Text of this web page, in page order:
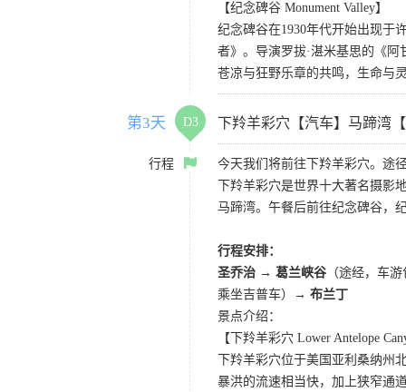
【纪念碑谷 Monument Valley】
纪念碑谷在1930年代开始出现于
者》。导演罗拔·湛米基思的《
苍凉与狂野乐章的共鸣，生命与
第3天 D3 下羚羊彩穴【汽车】马蹄湾
行程
今天我们将前往下羚羊彩穴。途
下羚羊彩穴是世界十大著名摄
马蹄湾。午餐后前往纪念碑谷，
行程安排：
圣乔治 → 葛兰峡谷 （途经，车
乘坐吉普车）→ 布兰丁
景点介绍：
【下羚羊彩穴 Lower Antelope
下羚羊彩穴位于美国亚利桑纳
暴洪的流速相当快，加上狭窄通